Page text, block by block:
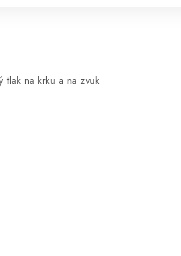
tlak na krku a na zvuk